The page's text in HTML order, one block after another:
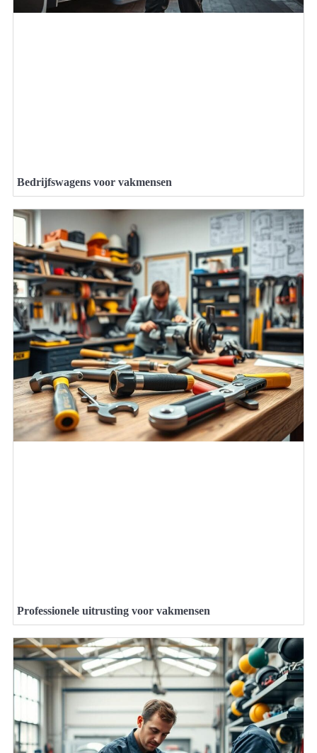
Bedrijfswagens voor vakmensen
Professionele uitrusting voor vakmensen